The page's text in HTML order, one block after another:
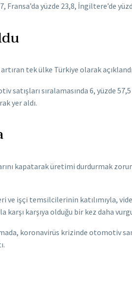
yüzde 23,8, İngiltere’de
tek ülke Türkiye olarak
satışları sıralamasında 6, yüzde
yer aldı.
kapatarak üretimi durdurmak
ve işçi temsilcilerinin katılımıyla,
karşıya olduğu bir kez daha
koronavirüs krizinde otomotiv